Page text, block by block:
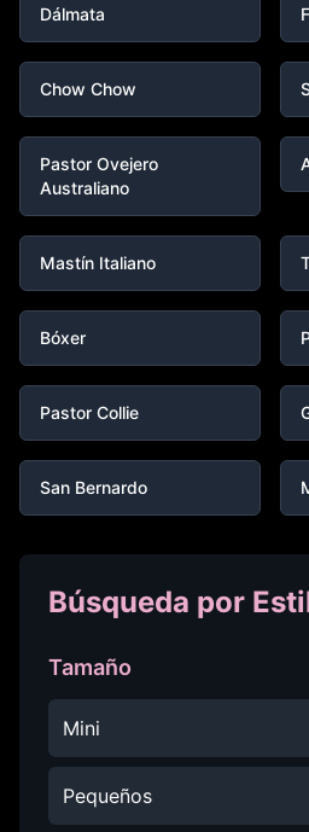
Dálmata
Chow Chow
Pastor Ovejero
Australiano
Mastín Italiano
Bóxer
Pastor Collie
San Bernardo
Búsqueda por
Tamaño
Mini
Pequeños